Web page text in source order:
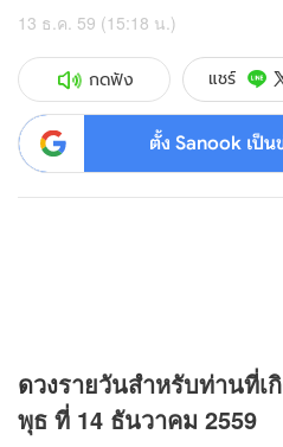
13 ธ.ค. 59 (15:18 น.)
กดฟัง แชร์
ตั้ง Sanook เป็น
ดวงรายวันสำหรับท่านที่เ
พุธ ที่ 14 ธันวาคม 2559